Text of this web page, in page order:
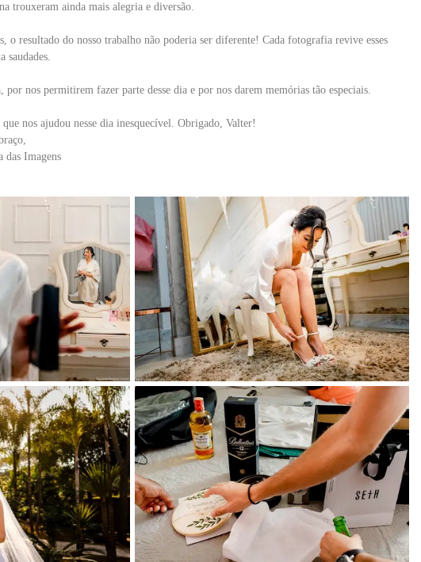
trouxeram ainda mais alegria e diversão.
resultado do nosso trabalho não poderia ser diferente! Cada fotografia revive esses
saudades.
nos permitirem fazer parte desse dia e por nos darem memórias tão especiais.
nos ajudou nesse dia inesquecível. Obrigado, Valter!
das Imagens